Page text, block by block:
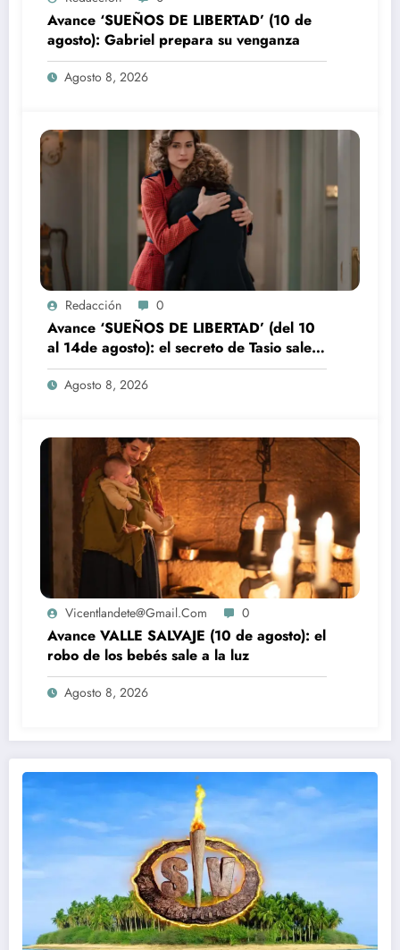
Avance ‘SUEÑOS DE LIBERTAD’ (10 de
agosto): Gabriel prepara su venganza
Agosto 8, 2026
Redacción 0
Avance ‘SUEÑOS DE LIBERTAD’ (del 10
al 14de agosto): el secreto de Tasio sale a
la luz
Agosto 8, 2026
Vicentlandete@gmail.com 0
Avance VALLE SALVAJE (10 de agosto): el
robo de los bebés sale a la luz
Agosto 8, 2026